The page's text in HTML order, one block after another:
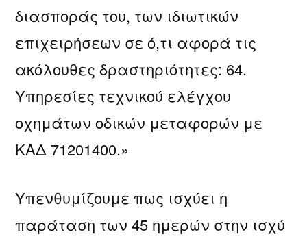
διασποράς του, των ιδιωτικών
επιχειρήσεων σε ό,τι αφορά τις
ακόλουθες δραστηριότητες: 64.
Υπηρεσίες τεχνικού ελέγχου
οχημάτων οδικών μεταφορών με
ΚΑΔ 71201400.»
Υπενθυμίζουμε πως ισχύει η
παράταση των 45 ημερών στην ισχύ